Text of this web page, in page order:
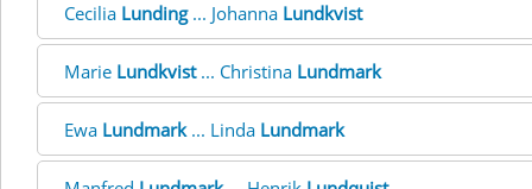
Cecilia Lunding... Johanna Lundkvist
Marie Lundkvist... Christina Lundmark
Ewa Lundmark... Linda Lundmark